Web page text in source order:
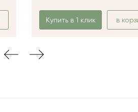
Купить в 1 клик в